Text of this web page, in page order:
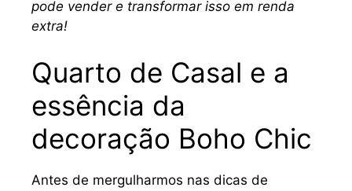
pode vender e transformar isso em renda
extra!
Quarto de Casal e a
essência da
decoração Boho Chic
Antes de mergulharmos nas dicas de